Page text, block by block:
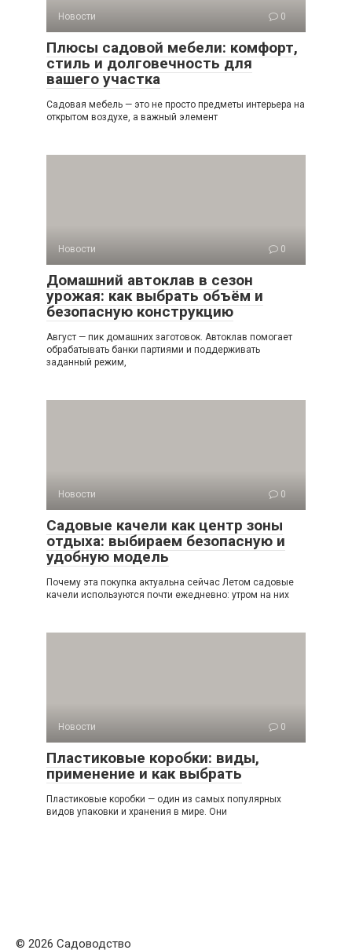
Новости 0
Плюсы садовой мебели: комфорт,
стиль и долговечность для
вашего участка
Садовая мебель — это не просто предметы интерьера на
открытом воздухе, а важный элемент
Новости 0
Домашний автоклав в сезон
урожая: как выбрать объём и
безопасную конструкцию
Август — пик домашних заготовок. Автоклав помогает
обрабатывать банки партиями и поддерживать
заданный режим,
Новости 0
Садовые качели как центр зоны
отдыха: выбираем безопасную и
удобную модель
Почему эта покупка актуальна сейчас Летом садовые
качели используются почти ежедневно: утром на них
Новости 0
Пластиковые коробки: виды,
применение и как выбрать
Пластиковые коробки — один из самых популярных
видов упаковки и хранения в мире. Они
© 2026 Садоводство